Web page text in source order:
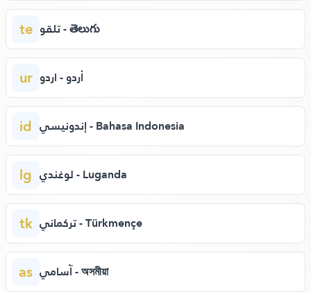
te تلقو - తెలుగు
ur أردو - اردو
id إندونيسي - Bahasa Indonesia
lg لوغندي - Luganda
tk تركماني - Türkmençe
as آسامي - অসমীয়া